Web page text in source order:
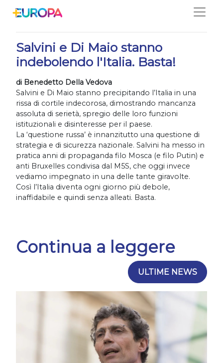
18/07/2019
Salvini e Di Maio stanno
indebolendo l'Italia. Basta!
di Benedetto Della Vedova
Salvini e Di Maio stanno precipitando l’Italia in una
rissa di cortile indecorosa, dimostrando mancanza
assoluta di serietà, spregio delle loro funzioni
istituzionali e disinteresse per il paese.
La ‘questione russa’ è innanzitutto una questione di
strategia e di sicurezza nazionale. Salvini ha messo in
pratica anni di propaganda filo Mosca (e filo Putin) e
anti Bruxelles condivisa dal M5S, che oggi invece
vediamo impegnato in una delle tante giravolte.
Così l’Italia diventa ogni giorno più debole,
inaffidabile e quindi senza alleati. Basta.
Continua a leggere
ULTIME NEWS